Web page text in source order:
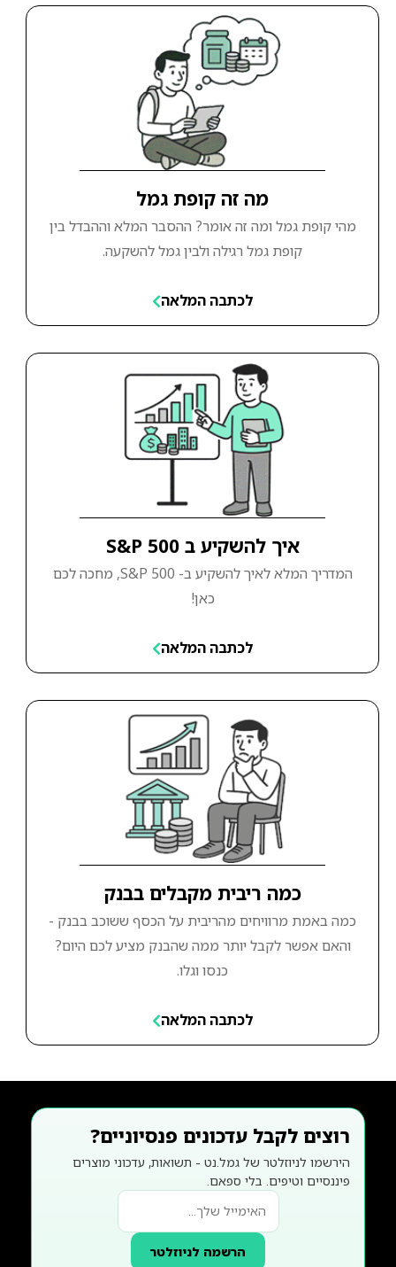
מה זה קופת גמל
מהי קופת גמל ומה זה אומר? ההסבר המלא וההבדל בין
קופת גמל רגילה ולבין גמל להשקעה.
לכתבה המלאה
איך להשקיע ב S&P 500
המדריך המלא לאיך להשקיע ב- S&P 500, מחכה לכם
כאן!
לכתבה המלאה
כמה ריבית מקבלים בבנק
כמה באמת מרוויחים מהריבית על הכסף ששוכב בבנק -
והאם אפשר לקבל יותר ממה שהבנק מציע לכם היום?
כנסו וגלו.
לכתבה המלאה
רוצים לקבל עדכונים פנסיוניים?
הירשמו לניוזלטר של גמל.נט - תשואות, עדכוני מוצרים
פיננסיים וטיפים. בלי ספאם.
הרשמה לניוזלטר